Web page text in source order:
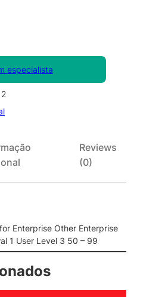
especialista
Reviews
(0)
Enterprise Other Enterprise
1 User Level 3 50 – 99